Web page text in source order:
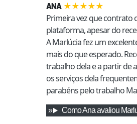
ANA ★★★★★
Primeira vez que contrato
plataforma, apesar do
A Marlúcia fez um
mais do que esperado.
trabalho dela e a partir de
os serviços dela
parabéns pelo trabalho
ComoAnaavaliou